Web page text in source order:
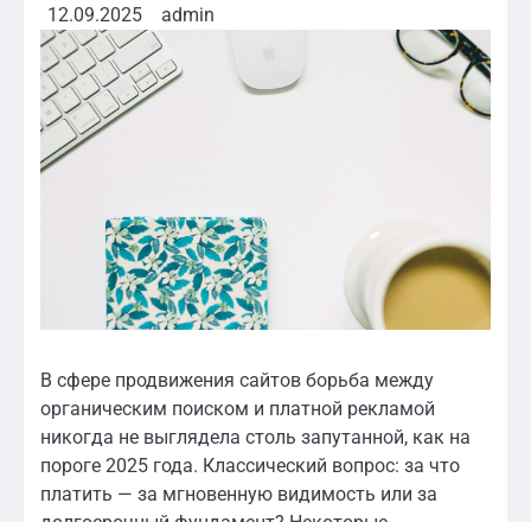
12.09.2025 admin
В сфере продвижения сайтов борьба между
органическим поиском и платной рекламой
никогда не выглядела столь запутанной, как на
пороге 2025 года. Классический вопрос: за что
платить — за мгновенную видимость или за